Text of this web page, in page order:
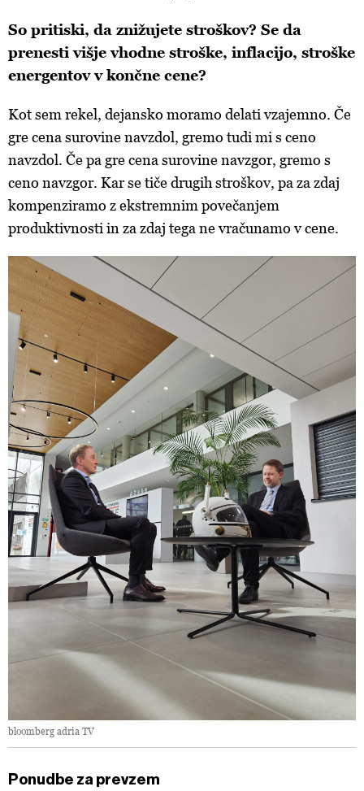
So pritiski, da znižujete stroškov? Se da
prenesti višje vhodne stroške, inflacijo, stroške
energentov v končne cene?
Kot sem rekel, dejansko moramo delati vzajemno. Če
gre cena surovine navzdol, gremo tudi mi s ceno
navzdol. Če pa gre cena surovine navzgor, gremo s
ceno navzgor. Kar se tiče drugih stroškov, pa za zdaj
kompenziramo z ekstremnim povečanjem
produktivnosti in za zdaj tega ne vračunamo v cene.
bloomberg adria TV
Ponudbe za prevzem